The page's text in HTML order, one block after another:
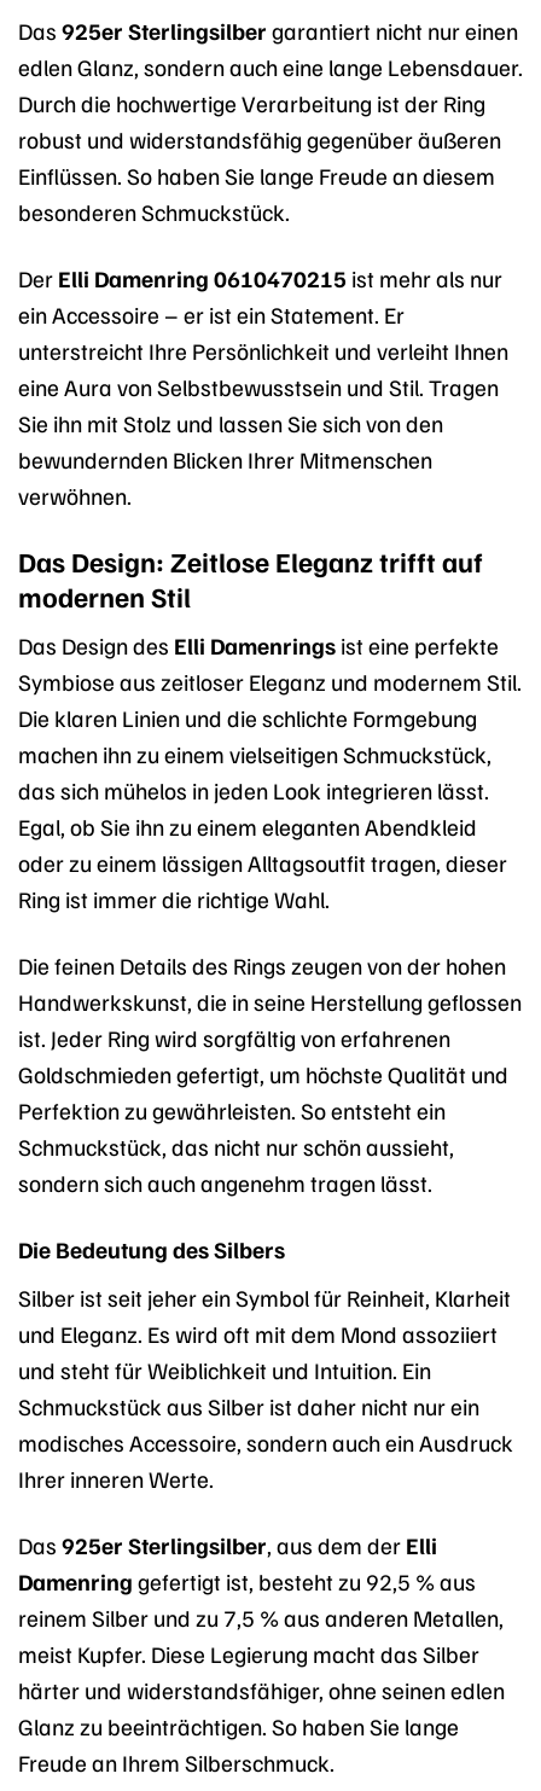
Das 925er Sterlingsilber garantiert nicht nur einen
edlen Glanz, sondern auch eine lange Lebensdauer.
Durch die hochwertige Verarbeitung ist der Ring
robust und widerstandsfähig gegenüber äußeren
Einflüssen. So haben Sie lange Freude an diesem
besonderen Schmuckstück.
Der Elli Damenring 0610470215 ist mehr als nur
ein Accessoire – er ist ein Statement. Er
unterstreicht Ihre Persönlichkeit und verleiht Ihnen
eine Aura von Selbstbewusstsein und Stil. Tragen
Sie ihn mit Stolz und lassen Sie sich von den
bewundernden Blicken Ihrer Mitmenschen
verwöhnen.
Das Design: Zeitlose Eleganz trifft auf
modernen Stil
Das Design des Elli Damenrings ist eine perfekte
Symbiose aus zeitloser Eleganz und modernem Stil.
Die klaren Linien und die schlichte Formgebung
machen ihn zu einem vielseitigen Schmuckstück,
das sich mühelos in jeden Look integrieren lässt.
Egal, ob Sie ihn zu einem eleganten Abendkleid
oder zu einem lässigen Alltagsoutfit tragen, dieser
Ring ist immer die richtige Wahl.
Die feinen Details des Rings zeugen von der hohen
Handwerkskunst, die in seine Herstellung geflossen
ist. Jeder Ring wird sorgfältig von erfahrenen
Goldschmieden gefertigt, um höchste Qualität und
Perfektion zu gewährleisten. So entsteht ein
Schmuckstück, das nicht nur schön aussieht,
sondern sich auch angenehm tragen lässt.
Die Bedeutung des Silbers
Silber ist seit jeher ein Symbol für Reinheit, Klarheit
und Eleganz. Es wird oft mit dem Mond assoziiert
und steht für Weiblichkeit und Intuition. Ein
Schmuckstück aus Silber ist daher nicht nur ein
modisches Accessoire, sondern auch ein Ausdruck
Ihrer inneren Werte.
Das 925er Sterlingsilber, aus dem der Elli
Damenring gefertigt ist, besteht zu 92,5 % aus
reinem Silber und zu 7,5 % aus anderen Metallen,
meist Kupfer. Diese Legierung macht das Silber
härter und widerstandsfähiger, ohne seinen edlen
Glanz zu beeinträchtigen. So haben Sie lange
Freude an Ihrem Silberschmuck.